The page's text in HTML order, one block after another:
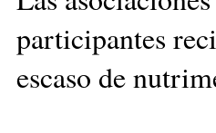
participantes
escaso de